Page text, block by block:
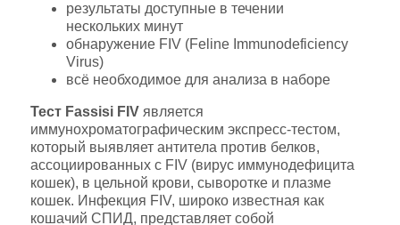
результаты доступные в течении
нескольких минут
обнаружение FIV (Feline Immunodeficiency
Virus)
всё необходимое для анализа в наборе
Тест Fassisi FIV является
иммунохроматографическим экспресс-тестом,
который выявляет антитела против белков,
ассоциированных с FIV (вирус иммунодефицита
кошек), в цельной крови, сыворотке и плазме
кошек. Инфекция FIV, широко известная как
кошачий СПИД, представляет собой